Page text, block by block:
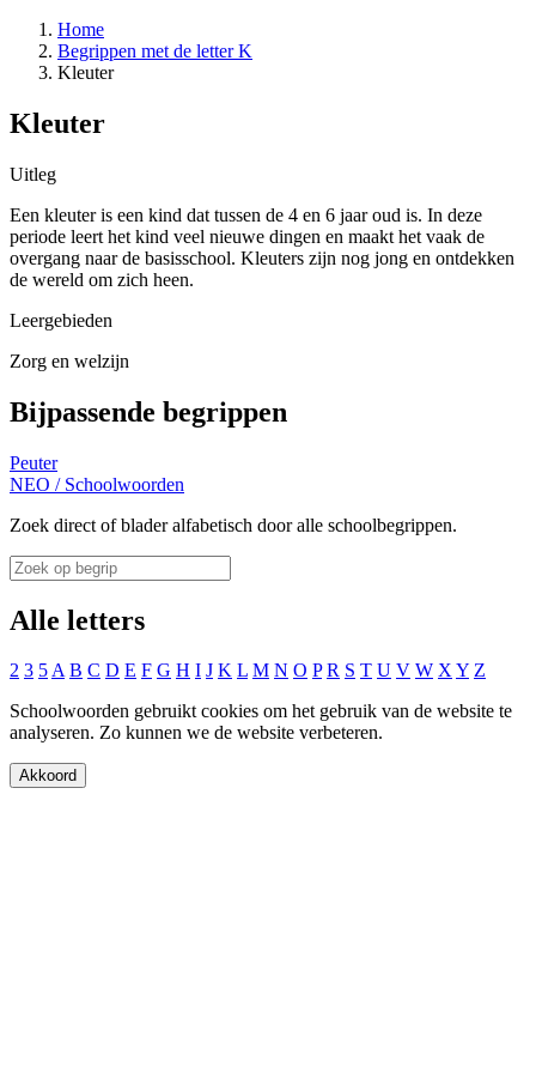
Home
Begrippen met de letter K
Kleuter
Kleuter
Uitleg
Een kleuter is een kind dat tussen de 4 en 6 jaar oud is. In deze
periode leert het kind veel nieuwe dingen en maakt het vaak de
overgang naar de basisschool. Kleuters zijn nog jong en ontdekken
de wereld om zich heen.
Leergebieden
Zorg en welzijn
Bijpassende begrippen
Peuter
NEO / Schoolwoorden
Zoek direct of blader alfabetisch door alle schoolbegrippen.
Alle letters
2 3 5A B C D E F G H I J K L M N O P R S T U V W XY Z
Schoolwoorden gebruikt cookies om het gebruik van de website te
analyseren. Zo kunnen we de website verbeteren.
Akkoord